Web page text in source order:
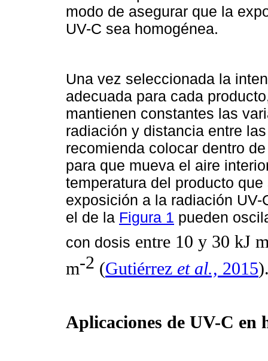
modo de asegurar que la
UV-C sea homogénea.
Una vez seleccionada la
adecuada para cada
mantienen constantes las
radiación y distancia entre
recomienda colocar dentro
para que mueva el aire
temperatura del producto
exposición a la radiación
el de la Figura 1 pueden
con dosis entre 10 y 30 kJ
m-2 (Gutiérrez et al., 2015
Aplicaciones de UV-C en